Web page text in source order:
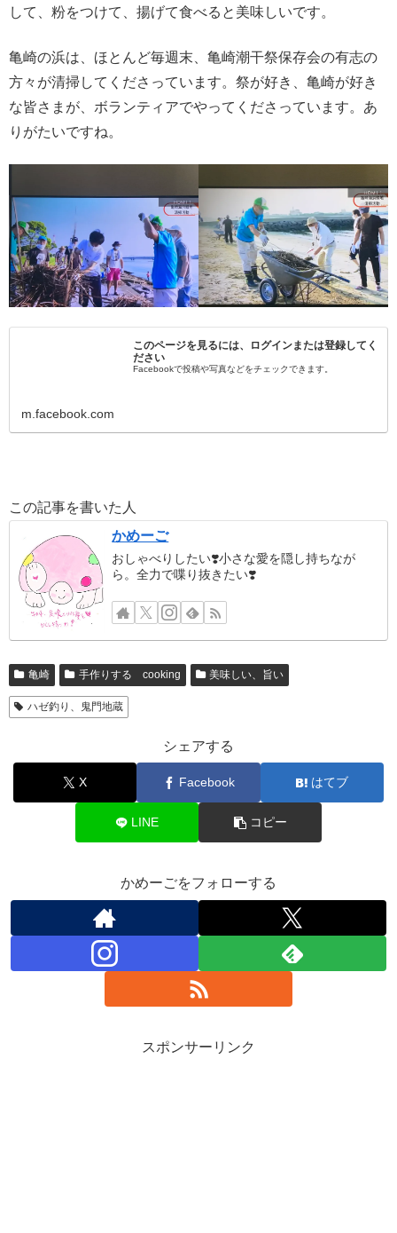
して、粉をつけて、揚げて食べると美味しいです。
亀崎の浜は、ほとんど毎週末、亀崎潮干祭保存会の有志の
方々が清掃してくださっています。祭が好き、亀崎が好き
な皆さまが、ボランティアでやってくださっています。あ
りがたいですね。
このページを見るには、ログインまたは登録してく
ださい
Facebookで投稿や写真などをチェックできます。
m.facebook.com
この記事を書いた人
かめーご
おしゃべりしたい❣️小さな愛を隠し持ちなが
ら。全力で喋り抜きたい❣️
亀崎 手作りする cooking 美味しい、旨い
ハゼ釣り、鬼門地蔵
シェアする
X Facebook はてブ
LINE コピー
かめーごをフォローする
スポンサーリンク